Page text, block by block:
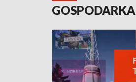
GOSPODARKA